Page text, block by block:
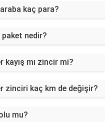
kaç para?
nedir?
kayış mı zincir mi?
zinciri kaç km de değişir?
mu?